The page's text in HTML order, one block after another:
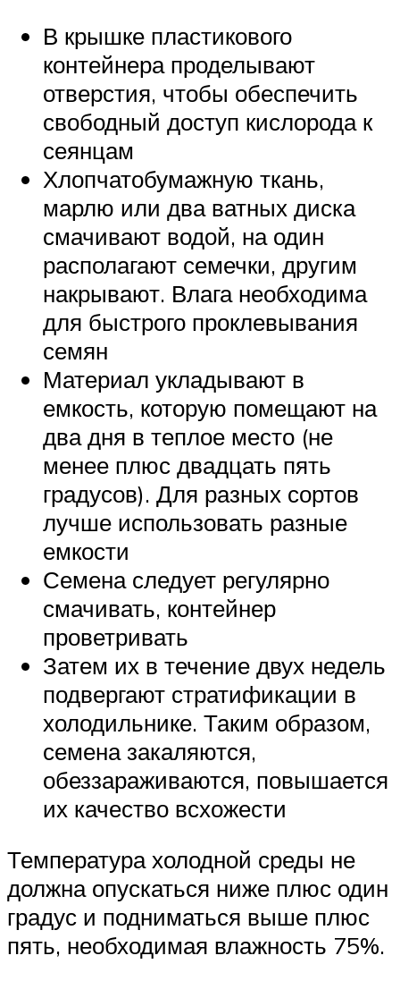
В крышке пластикового
контейнера проделывают
отверстия, чтобы обеспечить
свободный доступ кислорода к
сеянцам
Хлопчатобумажную ткань,
марлю или два ватных диска
смачивают водой, на один
располагают семечки, другим
накрывают. Влага необходима
для быстрого проклевывания
семян
Материал укладывают в
емкость, которую помещают на
два дня в теплое место (не
менее плюс двадцать пять
градусов). Для разных сортов
лучше использовать разные
емкости
Семена следует регулярно
смачивать, контейнер
проветривать
Затем их в течение двух недель
подвергают стратификации в
холодильнике. Таким образом,
семена закаляются,
обеззараживаются, повышается
их качество всхожести
Температура холодной среды не
должна опускаться ниже плюс один
градус и подниматься выше плюс
пять, необходимая влажность 75%.